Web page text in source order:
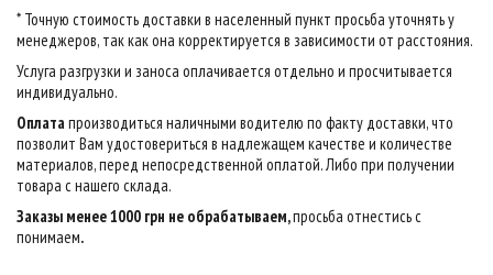
* Точную стоимость доставки в населенный пункт просьба уточнять у
менеджеров, так как она корректируется в зависимости от расстояния.
Услуга разгрузки и заноса оплачивается отдельно и просчитывается
индивидуально.
Оплатапроизводиться наличными водителю по факту доставки, что
позволит Вам удостовериться в надлежащем качестве и количестве
материалов, перед непосредственной оплатой. Либо при получении
товара с нашего склада.
Заказы менее 1000 грн не обрабатываем,просьба отнестись с
понимаем.